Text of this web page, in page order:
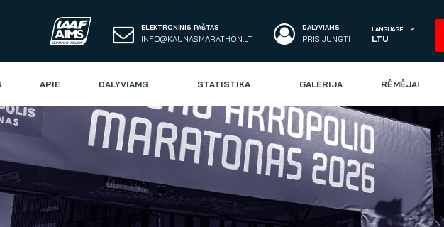
ELEKTRONINIS PAŠTAS
INFO@KAUNASMARATHON.LT
DALYVIAMS
PRISIJUNGTI
LANGUAGE
LTU
APIE DALYVIAMS STATISTIKA GALERIJA RĖMĖJAI